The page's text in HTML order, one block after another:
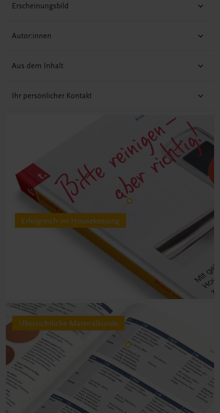
Erscheinungsbild
Autor:innen
Aus dem Inhalt
Ihr persönlicher Kontakt